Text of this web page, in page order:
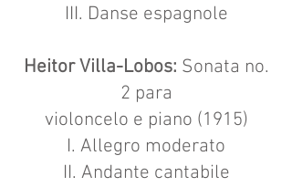
III. Danse espagnole
Heitor Villa-Lobos: Sonata no.
2 para
violoncelo e piano (1915)
I. Allegro moderato
II. Andante cantabile